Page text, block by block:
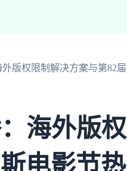
版权限制解决方案与第82
海外版
电影节